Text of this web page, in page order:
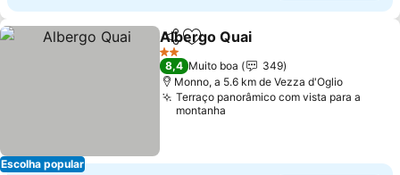
Escolha popular
PartilharAdicionar aos favoritos
Albergo Quai
2 Estrelas
8,4 Muito boa
349
Monno, a 5.6 km de Vezza d'Oglio
Terraço panorâmico com vista para a
montanha